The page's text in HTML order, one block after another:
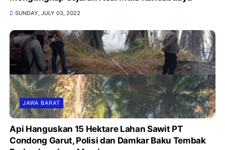
SUNDAY, JULY 03, 2022
JAWA BARAT
Api Hanguskan 15 Hektare Lahan Sawit PT
Condong Garut, Polisi dan Damkar Baku Tembak